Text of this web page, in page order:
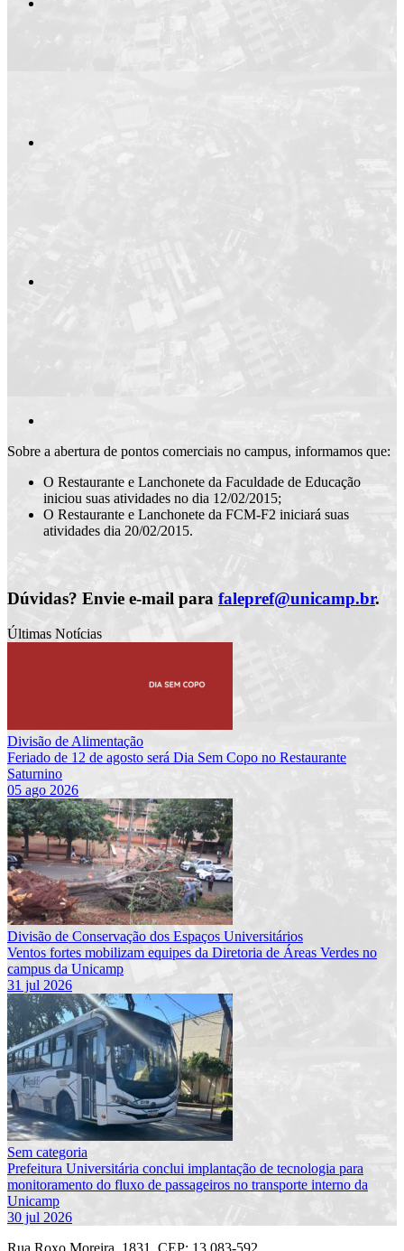
Sobre a abertura de pontos comerciais no campus, informamos que:
O Restaurante e Lanchonete da Faculdade de Educação
iniciou suas atividades no dia 12/02/2015;
O Restaurante e Lanchonete da FCM-F2 iniciará suas
atividades dia 20/02/2015.
Dúvidas? Envie e-mail para falepref@unicamp.br.
Últimas Notícias
Divisão de Alimentação
Feriado de 12 de agosto será Dia Sem Copo no Restaurante
Saturnino
05 ago 2026
Divisão de Conservação dos Espaços Universitários
Ventos fortes mobilizam equipes da Diretoria de Áreas Verdes no
campus da Unicamp
31 jul 2026
Sem categoria
Prefeitura Universitária conclui implantação de tecnologia para
monitoramento do fluxo de passageiros no transporte interno da
Unicamp
30 jul 2026
Rua Roxo Moreira, 1831, CEP: 13.083-592